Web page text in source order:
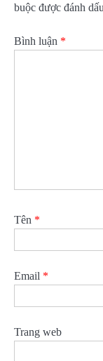
buộc được đánh dấu
Bình luận *
Tên *
Email *
Trang web